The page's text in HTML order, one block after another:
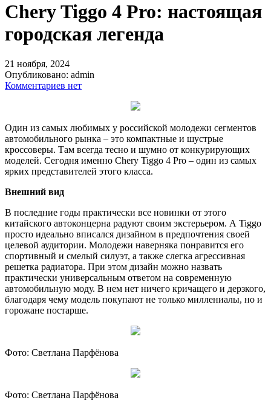
Chery Tiggo 4 Pro: настоящая
городская легенда
21 ноября, 2024
Опубликовано: admin
Комментариев нет
Один из самых любимых у российской молодежи сегментов
автомобильного рынка – это компактные и шустрые
кроссоверы. Там всегда тесно и шумно от конкурирующих
моделей. Сегодня именно Chery Tiggo 4 Pro – один из самых
ярких представителей этого класса.
Внешний вид
В последние годы практически все новинки от этого
китайского автоконцерна радуют своим экстерьером. А Tiggo
просто идеально вписался дизайном в предпочтения своей
целевой аудитории. Молодежи наверняка понравится его
спортивный и смелый силуэт, а также слегка агрессивная
решетка радиатора. При этом дизайн можно назвать
практически универсальным ответом на современную
автомобильную моду. В нем нет ничего кричащего и дерзкого,
благодаря чему модель покупают не только миллениалы, но и
горожане постарше.
Фото: Светлана Парфёнова
Фото: Светлана Парфёнова